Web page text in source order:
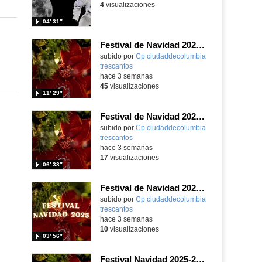
04′ 31″
4visualizaciones
Festival de Navidad 2025-26 - 6º de Primaria
subido por Cp ciudaddecolumbia
trescantos
11′ 29″
-
hace 3 semanas
45visualizaciones
Festival de Navidad 2025-26 - 5º de Primaria
subido por Cp ciudaddecolumbia
trescantos
06′ 38″
-
hace 3 semanas
17visualizaciones
Festival de Navidad 2025-26 - 4ºB de Primaria
subido por Cp ciudaddecolumbia
trescantos
03′ 56″
-
hace 3 semanas
10visualizaciones
Festival Navidad 2025-26 - 4ºA de Primaria